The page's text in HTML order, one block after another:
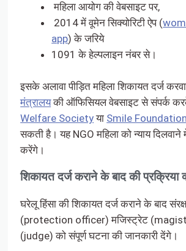
महिला आयोग की वेबसाइट पर,
2014 में वूमेन सिक्योरिटी ऐप (
app) के जरिये
1091 के हेल्पलाइन नंबर से।
इसके अलावा पीड़ित महिला शिकायत दर्ज
मंत्रालयकी ऑफिसियल वेबसाइट से संपर्क
Welfare Societyया Smile Foundation
सकती है। यह NGO महिला को न्याय दिलवाने
करेंगे।
शिकायत दर्ज कराने के बाद की प्रक्रिया
घरेलू हिंसा की शिकायत दर्ज कराने के बाद
(protection officer) मजिस्ट्रेट
(judge) को संपूर्ण घटना की जानकारी देंगे।